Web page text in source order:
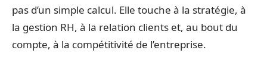
pas d’un simple calcul. Elle touche à la stratégie, à
la gestion RH, à la relation clients et, au bout du
compte, à la compétitivité de l’entreprise.